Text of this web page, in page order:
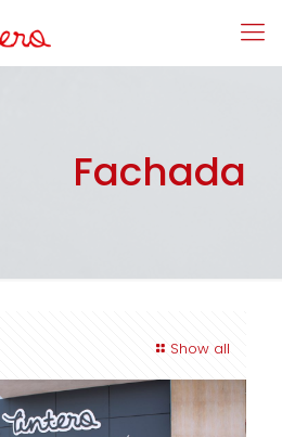
Fachada
Show all